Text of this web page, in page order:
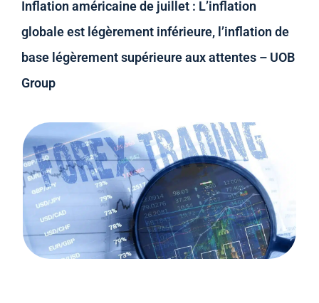
Inflation américaine de juillet : L’inflation
globale est légèrement inférieure, l’inflation de
base légèrement supérieure aux attentes – UOB
Group